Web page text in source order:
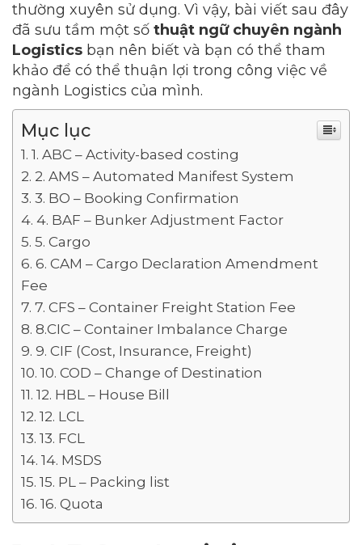
thường xuyên sử dụng. Vì vậy, bài viết sau đây
đã sưu tầm một số thuật ngữ chuyên ngành
Logistics bạn nên biết và bạn có thể tham
khảo để có thể thuận lợi trong công việc về
ngành Logistics của mình.
Mục lục
1. ABC – Activity-based costing
2. AMS – Automated Manifest System
3. BO – Booking Confirmation
4. BAF – Bunker Adjustment Factor
5. Cargo
6. CAM – Cargo Declaration Amendment
Fee
7. CFS – Container Freight Station Fee
8.CIC – Container Imbalance Charge
9. CIF (Cost, Insurance, Freight)
10. COD – Change of Destination
12. HBL – House Bill
12. LCL
13. FCL
14. MSDS
15. PL – Packing list
16. Quota